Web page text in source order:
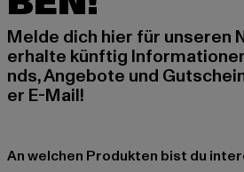
Melde dich hier für unseren
erhalte künftig
nds, Angebote und
er E-Mail!
An welchen Produkten bist du